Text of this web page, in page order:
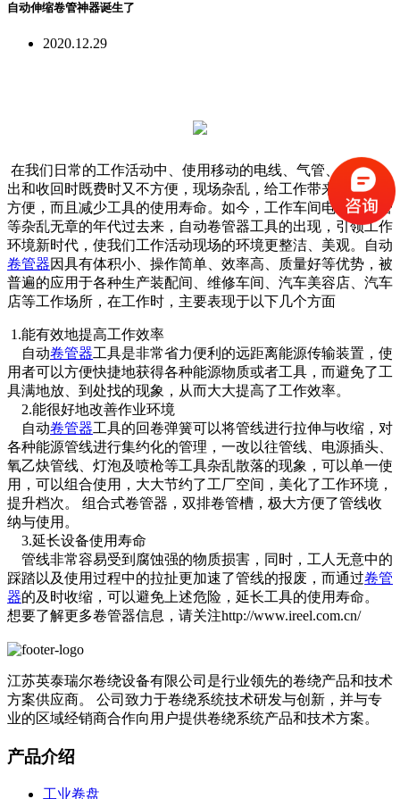
自动伸缩卷管神器诞生了
2020.12.29
在我们日常的工作活动中、使用移动的电线、气管、水管拉
出和收回时既费时又不方便，现场杂乱，给工作带来极大的不
方便，而且减少工具的使用寿命。如今，工作车间电线、气管
等杂乱无章的年代过去来，自动卷管器工具的出现，引领工作
环境新时代，使我们工作活动现场的环境更整洁、美观。自动
卷管器因具有体积小、操作简单、效率高、质量好等优势，被
普遍的应用于各种生产装配间、维修车间、汽车美容店、汽车
店等工作场所，在工作时，主要表现于以下几个方面
1.能有效地提高工作效率
自动卷管器工具是非常省力便利的远距离能源传输装置，使
用者可以方便快捷地获得各种能源物质或者工具，而避免了工
具满地放、到处找的现象，从而大大提高了工作效率。
2.能很好地改善作业环境
自动卷管器工具的回卷弹簧可以将管线进行拉伸与收缩，对
各种能源管线进行集约化的管理，一改以往管线、电源插头、
氧乙炔管线、灯泡及喷枪等工具杂乱散落的现象，可以单一使
用，可以组合使用，大大节约了工厂空间，美化了工作环境，
提升档次。 组合式卷管器，双排卷管槽，极大方便了管线收
纳与使用。
3.延长设备使用寿命
管线非常容易受到腐蚀强的物质损害，同时，工人无意中的
踩踏以及使用过程中的拉扯更加速了管线的报废，而通过卷管
器的及时收缩，可以避免上述危险，延长工具的使用寿命。
想要了解更多卷管器信息，请关注http://www.ireel.com.cn/
江苏英泰瑞尔卷绕设备有限公司是行业领先的卷绕产品和技术
方案供应商。 公司致力于卷绕系统技术研发与创新，并与专
业的区域经销商合作向用户提供卷绕系统产品和技术方案。
产品介绍
工业卷盘